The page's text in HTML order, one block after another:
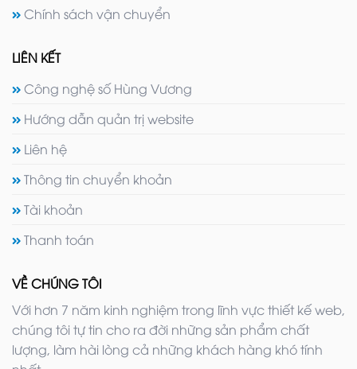
Chính sách vận chuyển
LIÊN KẾT
Công nghệ số Hùng Vương
Hướng dẫn quản trị website
Liên hệ
Thông tin chuyển khoản
Tài khoản
Thanh toán
VỀ CHÚNG TÔI
Với hơn 7 năm kinh nghiệm trong lĩnh vực thiết kế web,
chúng tôi tự tin cho ra đời những sản phẩm chất
lượng, làm hài lòng cả những khách hàng khó tính